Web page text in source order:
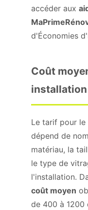
accéder aux
d'Économies
Coût
installation
Le tarif pour le
dépend de
matériau, la
le type de
l'installation.
coût moyen
de 400 à 1200